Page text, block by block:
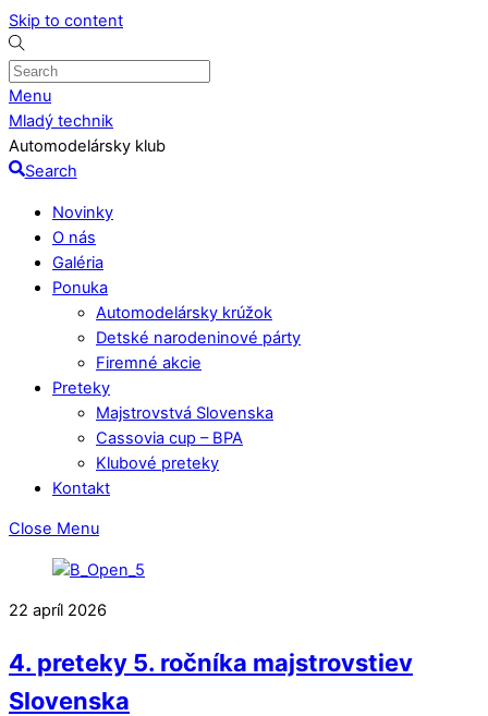
Skip to content
Menu
Mladý technik
Automodelársky klub
Search
Novinky
O nás
Galéria
Ponuka
Automodelársky krúžok
Detské narodeninové párty
Firemné akcie
Preteky
Majstrovstvá Slovenska
Cassovia cup – BPA
Klubové preteky
Kontakt
Close Menu
22 apríl 2026
4. preteky 5. ročníka majstrovstiev
Slovenska